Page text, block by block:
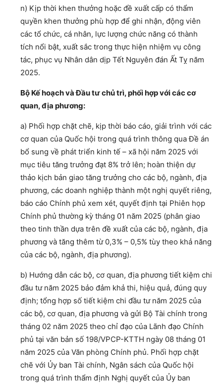
n) Kịp thời khen thưởng hoặc đề xuất cấp có thẩm
quyền khen thưởng phù hợp để ghi nhận, động viên
các tổ chức, cá nhân, lực lượng chức năng có thành
tích nổi bật, xuất sắc trong thực hiện nhiệm vụ công
tác, phục vụ Nhân dân dịp Tết Nguyên đán Ất Tỵ năm
2025.
Bộ Kế hoạch và Đầu tư chủ trì, phối hợp với các cơ
quan, địa phương:
a) Phối hợp chặt chẽ, kịp thời báo cáo, giải trình với các
cơ quan của Quốc hội trong quá trình thông qua Đề án
bổ sung về phát triển kinh tế – xã hội năm 2025 với
mục tiêu tăng trưởng đạt 8% trở lên; hoàn thiện dự
thảo kịch bản giao tăng trưởng cho các bộ, ngành, địa
phương, các doanh nghiệp thành một nghị quyết riêng,
báo cáo Chính phủ xem xét, quyết định tại Phiên họp
Chính phủ thường kỳ tháng 01 năm 2025 (phân giao
theo tinh thần dựa trên đề xuất của các bộ, ngành, địa
phương và tăng thêm từ 0,3% – 0,5% tùy theo khả năng
của các bộ, ngành, địa phương).
b) Hướng dẫn các bộ, cơ quan, địa phương tiết kiệm chi
đầu tư năm 2025 bảo đảm khả thi, hiệu quả, đúng quy
định; tổng hợp số tiết kiệm chi đầu tư năm 2025 của
các bộ, cơ quan, địa phương và gửi Bộ Tài chính trong
tháng 02 năm 2025 theo chỉ đạo của Lãnh đạo Chính
phủ tại văn bản số 198/VPCP-KTTH ngày 08 tháng 01
năm 2025 của Văn phòng Chính phủ. Phối hợp chặt
chẽ với Ủy ban Tài chính, Ngân sách của Quốc hội
trong quá trình thẩm định Nghị quyết của Ủy ban